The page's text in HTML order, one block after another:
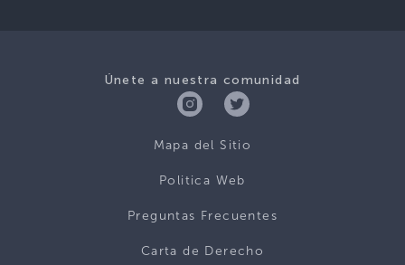
Únete a nuestra comunidad
Mapa del Sitio
Politica Web
Preguntas Frecuentes
Carta de Derecho